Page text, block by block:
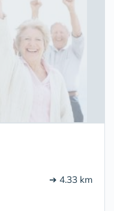
➔ 4.33 km